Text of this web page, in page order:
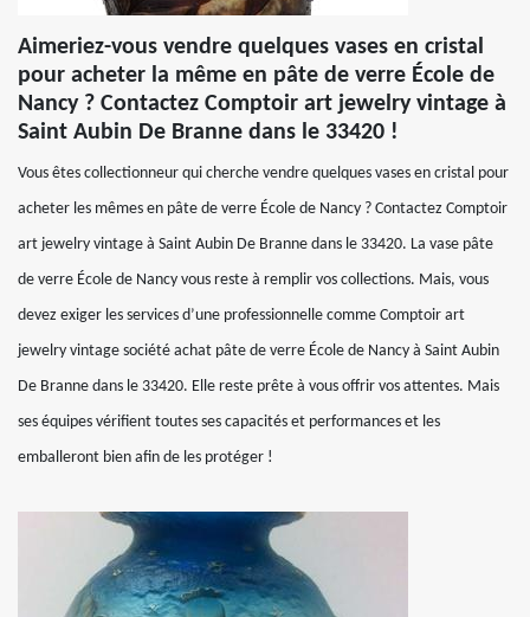
Aimeriez-vous vendre quelques vases en cristal
pour acheter la même en pâte de verre École de
Nancy ? Contactez Comptoir art jewelry vintage à
Saint Aubin De Branne dans le 33420 !
Vous êtes collectionneur qui cherche vendre quelques vases en cristal pour
acheter les mêmes en pâte de verre École de Nancy ? Contactez Comptoir
art jewelry vintage à Saint Aubin De Branne dans le 33420. La vase pâte
de verre École de Nancy vous reste à remplir vos collections. Mais, vous
devez exiger les services d’une professionnelle comme Comptoir art
jewelry vintage société achat pâte de verre École de Nancy à Saint Aubin
De Branne dans le 33420. Elle reste prête à vous offrir vos attentes. Mais
ses équipes vérifient toutes ses capacités et performances et les
emballeront bien afin de les protéger !